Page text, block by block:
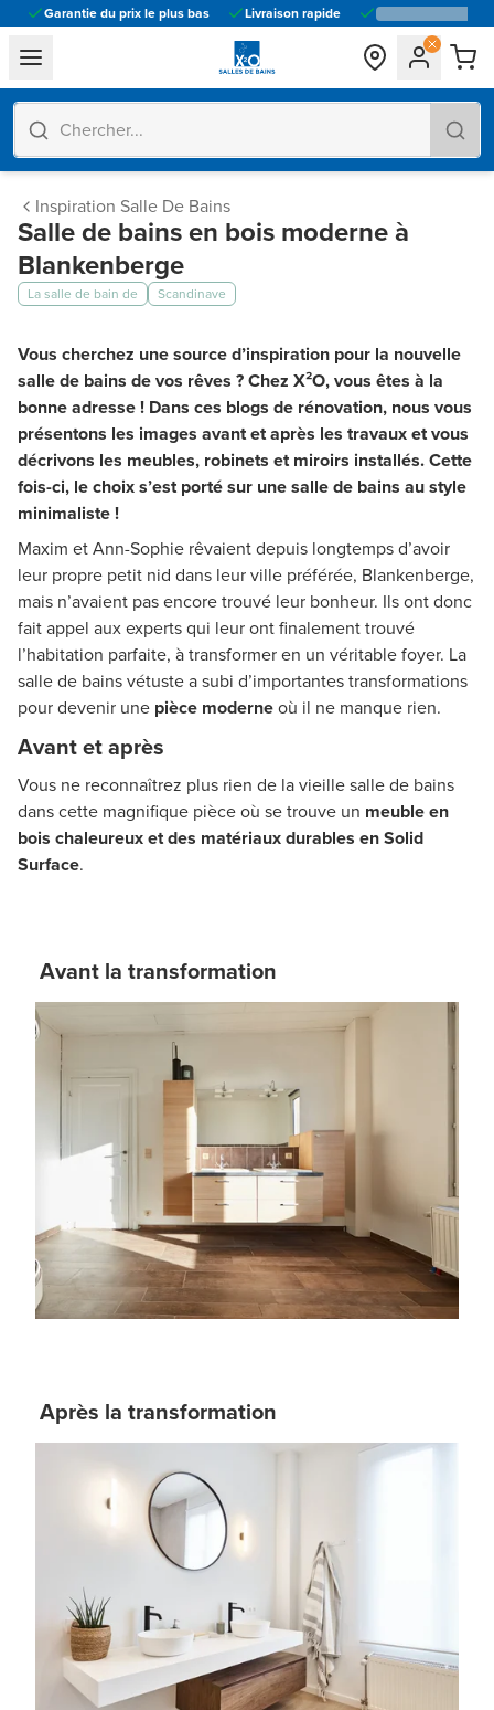
Garantie du prix le plus bas Livraison rapide
general.navigation.toggle_menu.label
Inspiration Salle De Bains
Salle de bains en bois moderne à
Blankenberge
La salle de bain de Scandinave
Vous cherchez une source d’inspiration pour la nouvelle
salle de bains de vos rêves ? Chez X²O, vous êtes à la
bonne adresse ! Dans ces blogs de rénovation, nous vous
présentons les images avant et après les travaux et vous
décrivons les meubles, robinets et miroirs installés. Cette
fois-ci, le choix s’est porté sur une salle de bains au style
minimaliste !
Maxim et Ann-Sophie rêvaient depuis longtemps d’avoir
leur propre petit nid dans leur ville préférée, Blankenberge,
mais n’avaient pas encore trouvé leur bonheur. Ils ont donc
fait appel aux experts qui leur ont finalement trouvé
l’habitation parfaite, à transformer en un véritable foyer. La
salle de bains vétuste a subi d’importantes transformations
pour devenir une pièce moderneoù il ne manque rien.
Avant et après
Vous ne reconnaîtrez plus rien de la vieille salle de bains
dans cette magnifique pièce où se trouve un meuble en
bois chaleureux et des matériaux durables en Solid
Surface.
Avant la transformation
Après la transformation